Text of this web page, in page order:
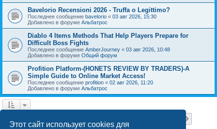
Этот сайт использует cookies для
Bavelorio Recensioni 2026 - Truffa o Legittimo?
Последнее сообщение bavelorio « 03 авг 2026, 15:30
Добавлено в форуме Альбатрос
Diablo 4 Items Methods That Help Players Prepare for
Difficult Boss Fights
Последнее сообщение AmberJourney « 03 авг 2026, 10:48
Добавлено в форуме Общий форум
Profition Platform-(HONETS REVIEW BY TRADERS)-A
Simple Guide to Online Market Access!
Последнее сообщение profition « 02 авг 2026, 11:20
Добавлено в форуме Альбатрос